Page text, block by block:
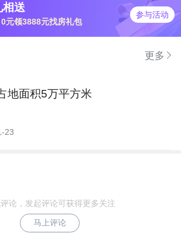
相送
元领3888元找房礼包
参与活动
更多
地面积5万平方米
23
论，发起评论可获得更多关注
马上评论